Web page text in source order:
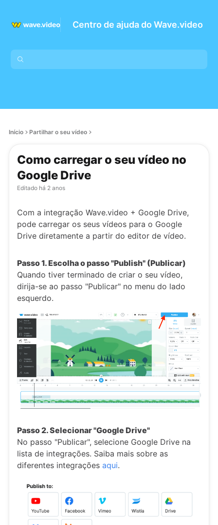
Centro de ajuda do Wave.video
Início Partilhar o seu vídeo
Como carregar o seu vídeo no
Google Drive
Editado há 2 anos
Com a integração Wave.video + Google Drive,
pode carregar os seus vídeos para o Google
Drive diretamente a partir do editor de vídeo.
Passo 1. Escolha o passo "Publish" (Publicar)
Quando tiver terminado de criar o seu vídeo,
dirija-se ao passo "Publicar" no menu do lado
esquerdo.
Passo 2. Selecionar "Google Drive"
No passo "Publicar", selecione Google Drive na
lista de integrações. Saiba mais sobre as
diferentes integrações aqui.